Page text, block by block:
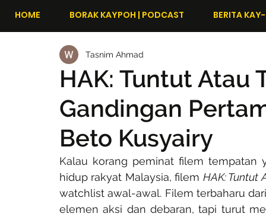
HOME BORAK KAYPOH | PODCAST BERITA
HAK: Tuntut Atau
Gandingan
Beto Kusyairy
Tasnim Ahmad
Kalau korang peminat filem tempatan
hidup rakyat Malaysia, filem HAK: Tuntut
watchlist awal-awal. Filem terbaharu
elemen aksi dan debaran, tapi turut